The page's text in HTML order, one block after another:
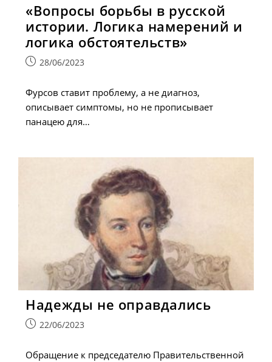
«Вопросы борьбы в русской
истории. Логика намерений и
логика обстоятельств»
Запись28/06/2023
Фурсов ставит проблему, а не диагноз,
описывает симптомы, но не прописывает
панацею для…
Надежды не оправдались
Запись22/06/2023
Обращение к председателю Правительственной